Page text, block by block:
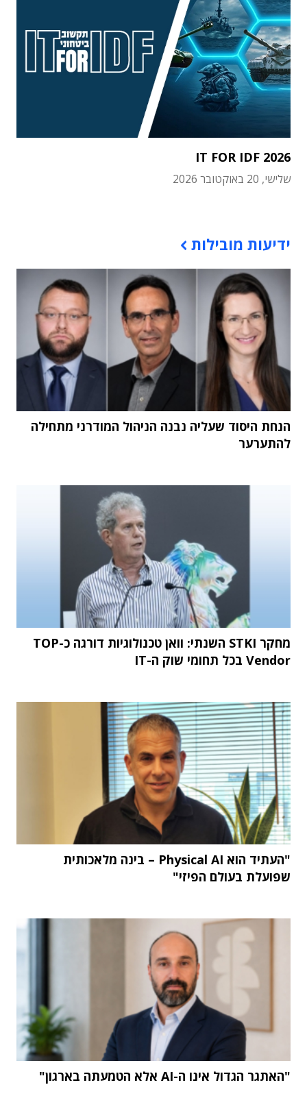
IT FOR IDF 2026
שלישי, 20 באוקטובר 2026
ידיעות מובילות
הנחת היסוד שעליה נבנה הניהול המודרני מתחילה
להתערער
מחקר STKI השנתי: וואן טכנולוגיות דורגה כ-TOP
Vendor בכל תחומי שוק ה-IT
"העתיד הוא Physical AI – בינה מלאכותית
שפועלת בעולם הפיזי"
"האתגר הגדול אינו ה-AI אלא הטמעתה בארגון"